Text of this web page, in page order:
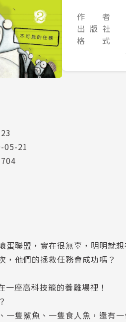
作 者
出 版 社
格 式
05-21
蛋聯盟，實在很無辜，明明就
，他們的拯救任務會成功嗎？
一座高科技籠的養雞場裡！
隻鯊魚、一隻食人魚，還有一